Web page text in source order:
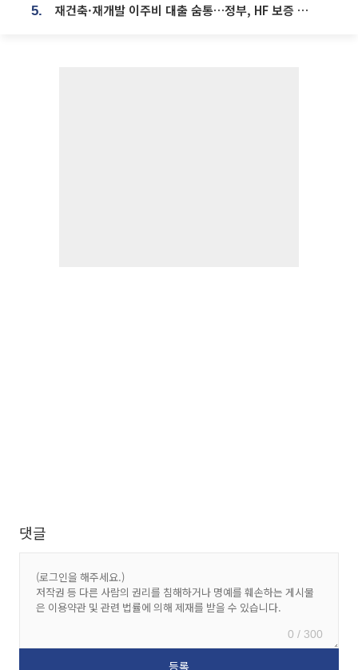
5. 재건축·재개발 이주비 대출 숨통…정부, HF 보증 신설 추진
댓글
0 / 300